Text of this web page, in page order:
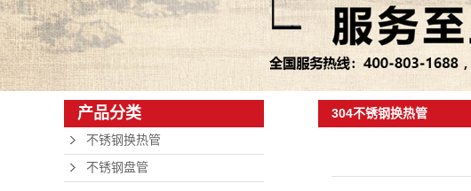
产品分类
不锈钢换热管
不锈钢盘管
304不锈钢换热管